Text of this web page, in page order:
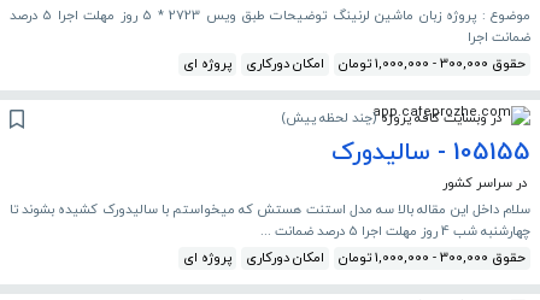
موضوع : پروژه زبان ماشین لرنینگ توضیحات طبق ویس 2723 * 5 روز مهلت اجرا 5 درصد
ضمانت اجرا
حقوق 300,000 - 1,000,000 تومان
امکان دورکاری پروژه ای
در وبسایت کافه پروژه (چند لحظه پیش)
105155 - سالیدورک
در سراسر کشور
سلام داخل این مقاله بالا سه مدل استنت هستش که میخواستم با سالیدورک کشیده بشوند تا
چهارشنبه شب 4 روز مهلت اجرا 5 درصد ضمانت ...
حقوق 300,000 - 1,000,000 تومان
امکان دورکاری پروژه ای